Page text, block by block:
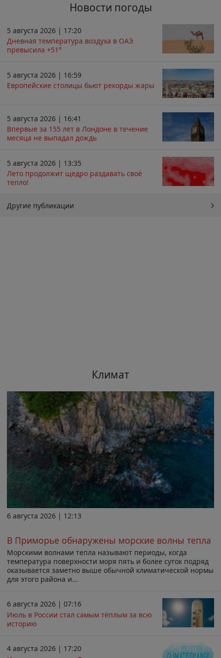
Новости погоды
5 августа 2026 | 17:20
Дневная температура воздуха в ОАЭ
превысила +51°
5 августа 2026 | 16:59
Европейские столицы бьют рекорды жары
5 августа 2026 | 16:41
Впервые за 155 лет в Лондоне в течение
месяца не выпадал дождь
5 августа 2026 | 13:35
Лето продолжит щедро раздавать своё
тепло!
Другие публикации
Климат
6 августа 2026 | 12:13
В Приморье обнаружены морские волны тепла
Морскими волнами тепла называют периоды, когда
температура поверхности моря пять и более суток подряд
оказывается заметно выше обычной климатической нормы
для этого района и...
6 августа 2026 | 07:16
Июль в России стал самым тёплым за всю
историю
4 августа 2026 | 17:20